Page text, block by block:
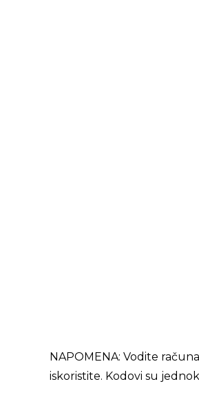
NAPOMENA: Vodite
iskoristite. Kodovi su